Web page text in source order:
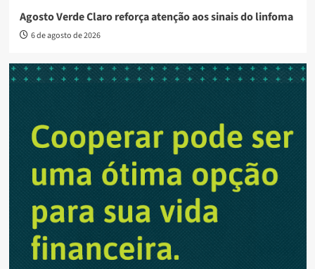
Agosto Verde Claro reforça atenção aos sinais do linfoma
6 de agosto de 2026